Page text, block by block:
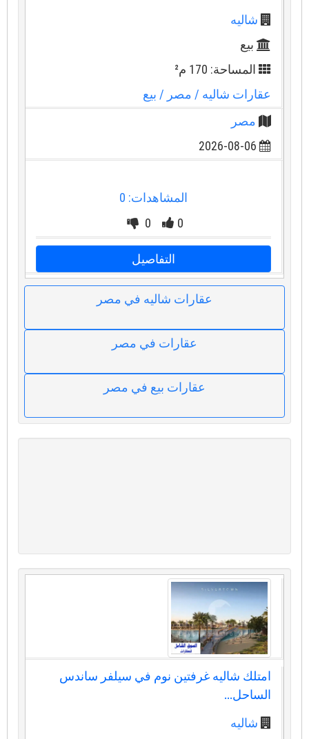
شاليه
بيع
المساحة: 170 م²
عقارات شاليه/ مصر / بيع
مصر
2026-08-06
المشاهدات: 0
0
0
التفاصيل
عقارات شاليه في مصر
عقارات في مصر
عقارات بيع في مصر
امتلك شاليه غرفتين نوم في سيلفر ساندس
الساحل...
شاليه